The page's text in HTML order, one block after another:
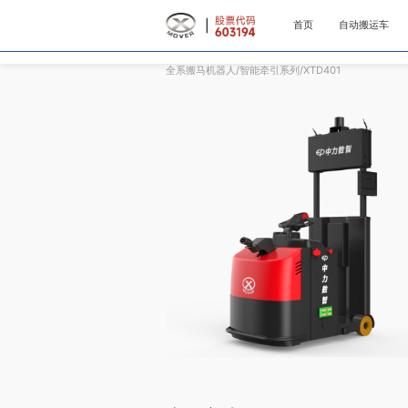
首页 自动搬运车
全系搬马机器人/智能牵引系列/XTD401